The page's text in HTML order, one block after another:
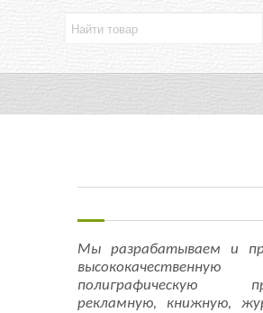
Оплата и доставка
Букинистические книги
Мы разрабатываем и
высококачественную
полиграфическую
рекламную, книжную,